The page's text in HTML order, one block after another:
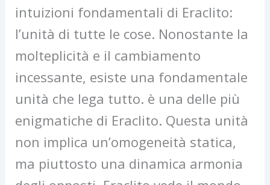
intuizioni fondamentali di Eraclito:
l’unità di tutte le cose. Nonostante la
molteplicità e il cambiamento
incessante, esiste una fondamentale
unità che lega tutto. è una delle più
enigmatiche di Eraclito. Questa unità
non implica un’omogeneità statica,
ma piuttosto una dinamica armonia